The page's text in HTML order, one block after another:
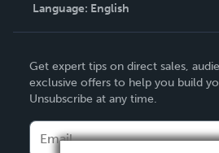
Contact Support
Language: English
Deutsch
Français
Italiano
Get expert tips on direct sales,
exclusive offers to help you build
Unsubscribe at any time.